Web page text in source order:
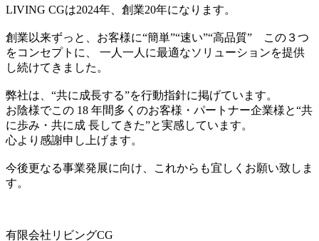
LIVING CGは2024年、創業20年になります。
創業以来ずっと、お客様に“簡単”“速い”“高品質” この３つ
をコンセプトに、 一人一人に最適なソリューションを提供
し続けてきました。
弊社は、“共に成長する”を行動指針に掲げています。
お陰様でこの 18 年間多くのお客様・パートナー企業様と“共
に歩み・共に成 長してきた”と実感しています。
心より感謝申し上げます。
今後更なる事業発展に向け、これからも宜しくお願い致しま
す。
有限会社リビングCG